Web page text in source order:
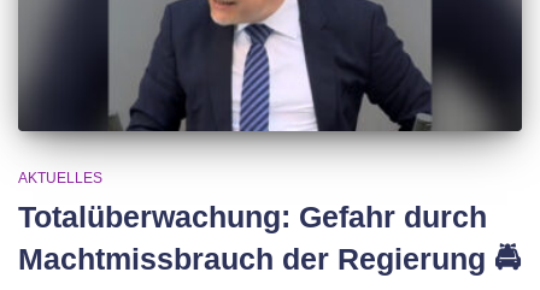
AKTUELLES
Totalüberwachung: Gefahr durch
Machtmissbrauch der Regierung 🚔